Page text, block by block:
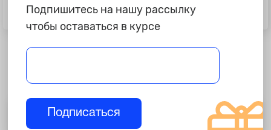
365 ₽ 155 ₽
Полезная информация
Подпишитесь на нашу рассылку
чтобы оставаться в курсе
Подписаться